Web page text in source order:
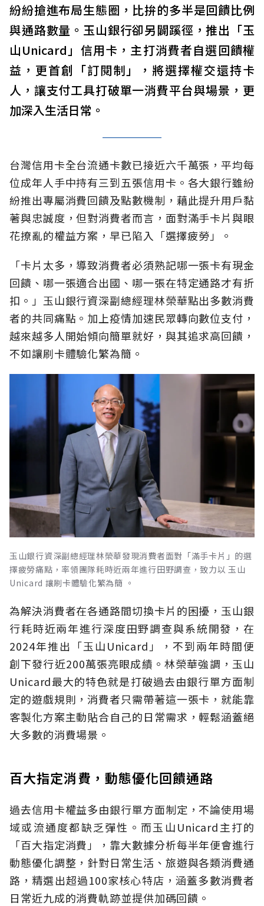
紛紛搶進布局生態圈，比拚的多半是回饋比例
與通路數量。玉山銀行卻另闢蹊徑，推出「玉
山Unicard」信用卡，主打消費者自選回饋權
益，更首創「訂閱制」，將選擇權交還持卡
人，讓支付工具打破單一消費平台與場景，更
加深入生活日常。
台灣信用卡全台流通卡數已接近六千萬張，平均每
位成年人手中持有三到五張信用卡。各大銀行雖紛
紛推出專屬消費回饋及點數機制，藉此提升用戶黏
著與忠誠度，但對消費者而言，面對滿手卡片與眼
花撩亂的權益方案，早已陷入「選擇疲勞」。
「卡片太多，導致消費者必須熟記哪一張卡有現金
回饋、哪一張適合出國、哪一張在特定通路才有折
扣。」玉山銀行資深副總經理林榮華點出多數消費
者的共同痛點。加上疫情加速民眾轉向數位支付，
越來越多人開始傾向簡單就好，與其追求高回饋，
不如讓刷卡體驗化繁為簡。
玉山銀行資深副總經理林榮華發現消費者面對「滿手卡片」的選
擇疲勞痛點，率領團隊耗時近兩年進行田野調查，致力以 玉山
Unicard 讓刷卡體驗化繁為簡 。
為解決消費者在各通路間切換卡片的困擾，玉山銀
行耗時近兩年進行深度田野調查與系統開發，在
2024年推出「玉山Unicard」，不到兩年時間便
創下發行近200萬張亮眼成績。林榮華強調，玉山
Unicard最大的特色就是打破過去由銀行單方面制
定的遊戲規則，消費者只需帶著這一張卡，就能靠
客製化方案主動貼合自己的日常需求，輕鬆涵蓋絕
大多數的消費場景。
百大指定消費，動態優化回饋通路
過去信用卡權益多由銀行單方面制定，不論使用場
域或流通度都缺乏彈性。而玉山Unicard主打的
「百大指定消費」，靠大數據分析每半年便會進行
動態優化調整，針對日常生活、旅遊與各類消費通
路，精選出超過100家核心特店，涵蓋多數消費者
日常近九成的消費軌跡並提供加碼回饋。